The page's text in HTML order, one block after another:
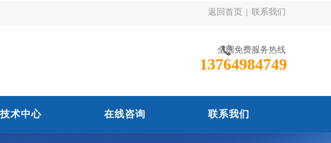
返回首页 联系我们
全国免费服务热线
13764984749
技术中心 在线咨询 联系我们